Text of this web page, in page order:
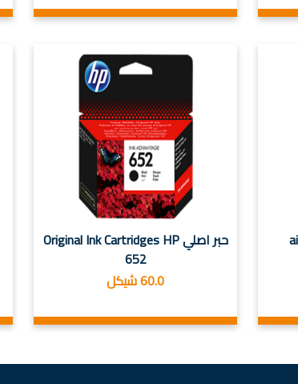
حبر اصلي Original Ink Cartridges HP
652
60.0 شيكل